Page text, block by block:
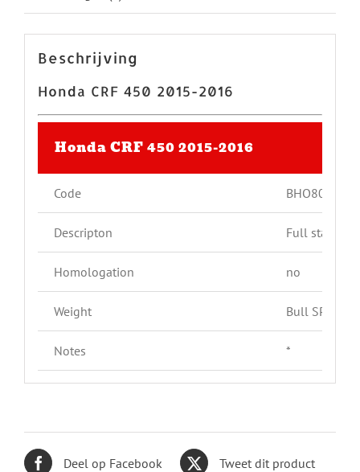
Beschrijving
Honda CRF 450 2015-2016
Honda CRF 450 2015-2016
Code BHO8006
Descripton Full
Homologation no
Weight Bull SP: 5,8
Notes *
Deel op Facebook Tweet dit product